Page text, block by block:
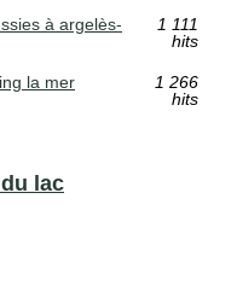
à argelès-
1 111
hits
la mer
1 266
hits
lac